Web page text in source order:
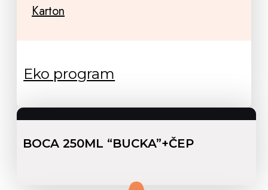
Karton
Eko program
BOCA 250ML “BUCKA”+ČEP